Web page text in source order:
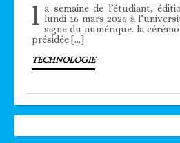
l a semaine de l’étudiant,
lundi 16 mars 2026 à
signe du numérique. la
présidée […]
TECHNOLOGIE